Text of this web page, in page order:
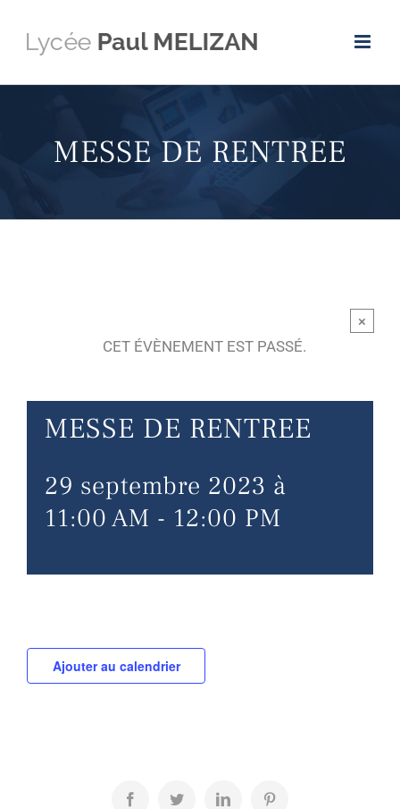
MESSE DE RENTREE
×
CET ÉVÈNEMENT EST PASSÉ.
MESSE DE RENTREE
29 septembre 2023 à
11:00 AM - 12:00 PM
Ajouter au calendrier
FacebookTwitter LinkedInPinterest